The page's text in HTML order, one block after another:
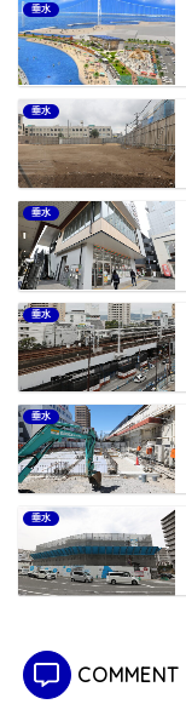
垂水
垂水
垂水
垂水
垂水
垂水
COMMENT